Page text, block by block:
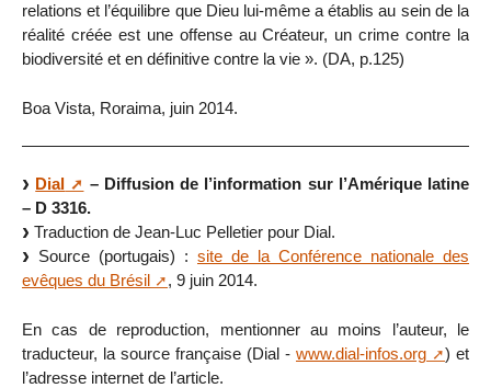
relations et l’équilibre que Dieu lui-même a établis au sein de la
réalité créée est une offense au Créateur, un crime contre la
biodiversité et en définitive contre la vie ». (DA, p.125)
Boa Vista, Roraima, juin 2014.
Dial
– Diffusion de l’information sur l’Amérique latine
– D 3316.
Traduction de Jean-Luc Pelletier pour Dial.
Source (portugais) : site de la Conférence nationale des
evêques du Brésil
, 9 juin 2014.
En cas de reproduction, mentionner au moins l’auteur, le
traducteur, la source française (Dial - www.dial-infos.org
) et
l’adresse internet de l’article.